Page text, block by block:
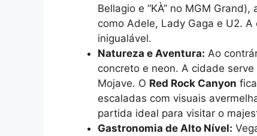
Bellagio e “KÀ” no MGM
como Adele, Lady Gaga e U2.
inigualável.
Natureza e Aventura: Ao
concreto e neon. A cidade
Mojave. O Red Rock Canyon
escaladas com visuais
partida ideal para visitar o
Gastronomia de Alto Nível: